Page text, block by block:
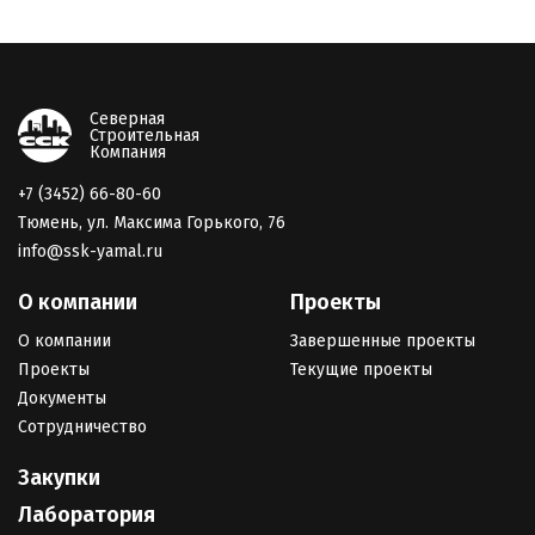
Северная
Строительная
Компания
+7 (3452) 66-80-60
Тюмень, ул. Максима Горького, 76
info@ssk-yamal.ru
О компании
О компании
Проекты
Документы
Сотрудничество
Проекты
Завершенные проекты
Текущие проекты
Закупки
Лаборатория